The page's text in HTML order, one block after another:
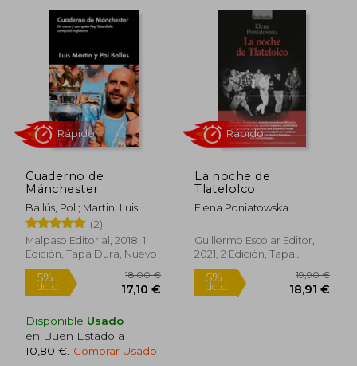
5%
dcto.
15,96 €
15,16 €
5%
dcto.
Cuaderno de
Mánchester
Ballús, Pol ; Martin, Luis
(2)
Malpaso Editorial, 2018, 1
Edición, Tapa Dura, Nuevo
Disponible Usado
en Buen Estado a
10,80 € Comprar Usado
La noche de
Tlatelolco
Elena Poniatowska
Guillermo Escolar Editor,
2021, 2 Edición, Tapa
Blanda, Nuevo